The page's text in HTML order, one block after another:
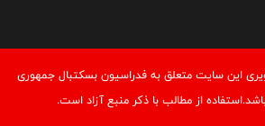
اين سايت متعلق به فدراسیون بسکتبال جمهوری
از مطالب با ذكر منبع آزاد است.